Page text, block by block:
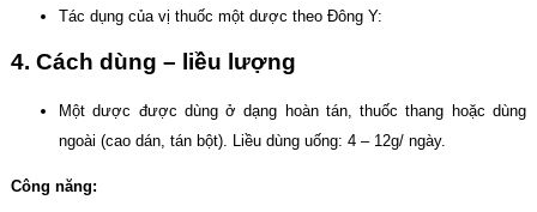
Tác dụng của vị thuốc một dược theo Đông Y:
4. Cách dùng – liều lượng
Một dược được dùng ở dạng hoàn tán, thuốc thang hoặc dùng
ngoài (cao dán, tán bột). Liều dùng uống: 4 – 12g/ ngày.
Công năng: